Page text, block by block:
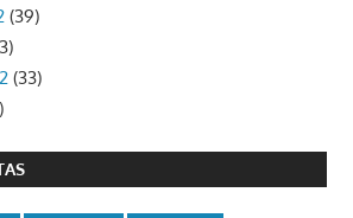
(39)
(33)